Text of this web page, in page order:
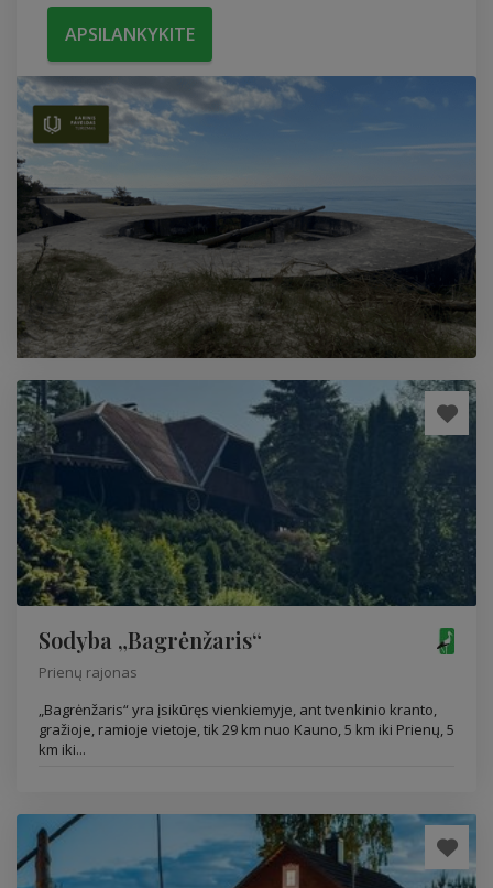
APSILANKYKITE
Sodyba „Bagrėnžaris“
Prienų rajonas
„Bagrėnžaris“ yra įsikūręs vienkiemyje, ant tvenkinio kranto,
gražioje, ramioje vietoje, tik 29 km nuo Kauno, 5 km iki Prienų, 5
km iki...